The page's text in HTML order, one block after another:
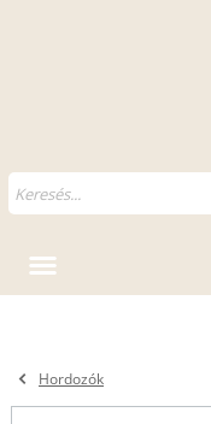
Hordozók